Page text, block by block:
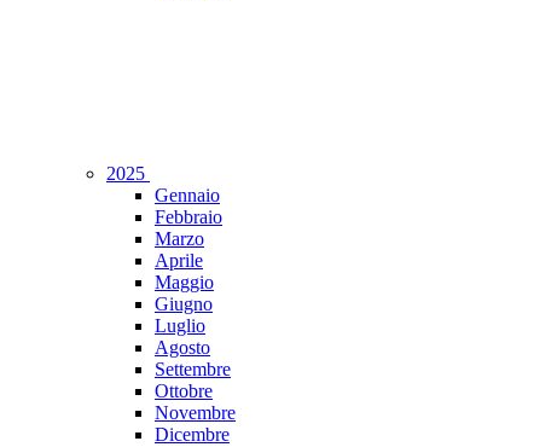
2025
Gennaio
Febbraio
Marzo
Aprile
Maggio
Giugno
Luglio
Agosto
Settembre
Ottobre
Novembre
Dicembre